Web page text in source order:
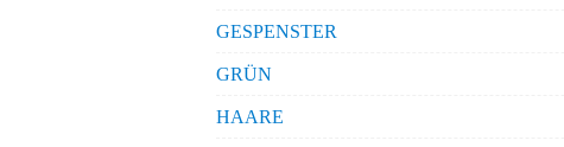
GESPENSTER
GRÜN
HAARE